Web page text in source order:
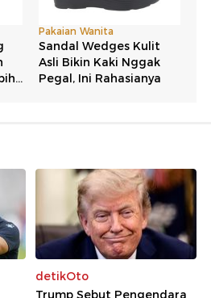
detikOto
Trump Sebut Pengendara